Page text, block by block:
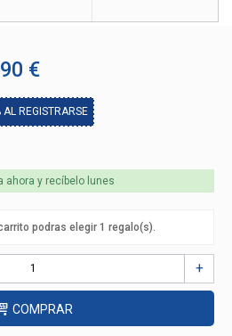
€
AL REGISTRARSE
ahora y recíbelo lunes
podras elegir 1 regalo(s).
+
COMPRAR